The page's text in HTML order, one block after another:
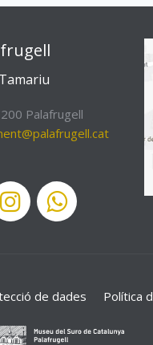
Palafrugell
de dades Política